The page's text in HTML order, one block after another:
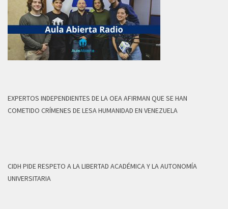
EXPERTOS INDEPENDIENTES DE LA OEA AFIRMAN QUE SE HAN
COMETIDO CRÍMENES DE LESA HUMANIDAD EN VENEZUELA
CIDH PIDE RESPETO A LA LIBERTAD ACADÉMICA Y LA AUTONOMÍA
UNIVERSITARIA